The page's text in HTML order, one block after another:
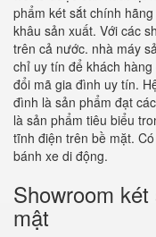
phẩm két sắt chính
khâu sản xuất. Với các
trên cả nước. nhà máy
chỉ uy tín để khách
đổi mã gia đình uy tín.
đình là sản phẩm đạt
là sản phẩm tiêu biểu
tĩnh điện trên bề mặt.
bánh xe di động.
Showroom
mật